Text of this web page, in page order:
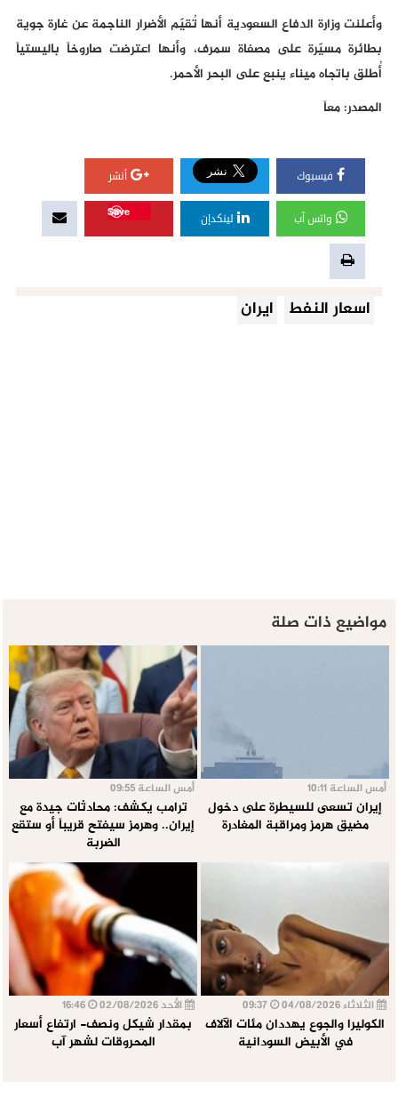
وأعلنت وزارة الدفاع السعودية أنها تُقيّم الأضرار الناجمة عن غارة جوية
بطائرة مسيّرة على مصفاة سمرف، وأنها اعترضت صاروخاً باليستياً
أُطلق باتجاه ميناء ينبع على البحر الأحمر.
المصدر: معاً
فيسبوك أنشر
واتس آب لينكدإن
Save
اسعار النفط ايران
مواضيع ذات صلة
أمس الساعة 10:11
إيران تسعى للسيطرة على دخول
مضيق هرمز ومراقبة المغادرة
أمس الساعة 09:55
ترامب يكشف: محادثات جيدة مع
إيران.. وهرمز سيفتح قريباً أو ستقع
الضربة
الثلاثاء 04/08/2026
الكوليرا والجوع يهددان مئات الآلاف
في الأبيض السودانية
الأحد 02/08/2026
بمقدار شيكل ونصف- ارتفاع أسعار
المحروقات لشهر آب